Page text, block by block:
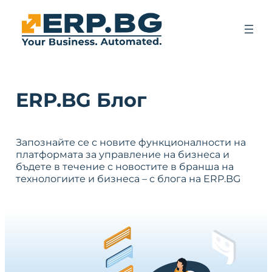
ERP.BG Блог
Запознайте се с новите функционалности на
платформата за управление на бизнеса и
бъдете в течение с новостите в бранша на
технологиите и бизнеса – с блога на ERP.BG